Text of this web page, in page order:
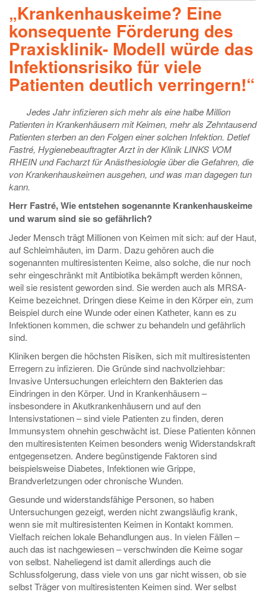
„Krankenhauskeime? Eine
konsequente Förderung des
Praxisklinik- Modell würde das
Infektionsrisiko für viele
Patienten deutlich verringern!“
Jedes Jahr infizieren sich mehr als eine halbe Million
Patienten in Krankenhäusern mit Keimen, mehr als Zehntausend
Patienten sterben an den Folgen einer solchen Infektion. Detlef
Fastré, Hygienebeauftragter Arzt in der Klinik LINKS VOM
RHEIN und Facharzt für Anästhesiologie über die Gefahren, die
von Krankenhauskeimen ausgehen, und was man dagegen tun
kann.
Herr Fastré, Wie entstehen sogenannte Krankenhauskeime
und warum sind sie so gefährlich?
Jeder Mensch trägt Millionen von Keimen mit sich: auf der Haut,
auf Schleimhäuten, im Darm. Dazu gehören auch die
sogenannten multiresistenten Keime, also solche, die nur noch
sehr eingeschränkt mit Antibiotika bekämpft werden können,
weil sie resistent geworden sind. Sie werden auch als MRSA-
Keime bezeichnet. Dringen diese Keime in den Körper ein, zum
Beispiel durch eine Wunde oder einen Katheter, kann es zu
Infektionen kommen, die schwer zu behandeln und gefährlich
sind.
Kliniken bergen die höchsten Risiken, sich mit multiresistenten
Erregern zu infizieren. Die Gründe sind nachvollziehbar:
Invasive Untersuchungen erleichtern den Bakterien das
Eindringen in den Körper. Und in Krankenhäusern –
insbesondere in Akutkrankenhäusern und auf den
Intensivstationen – sind viele Patienten zu finden, deren
Immunsystem ohnehin geschwächt ist. Diese Patienten können
den multiresistenten Keimen besonders wenig Widerstandskraft
entgegensetzen. Andere begünstigende Faktoren sind
beispielsweise Diabetes, Infektionen wie Grippe,
Brandverletzungen oder chronische Wunden.
Gesunde und widerstandsfähige Personen, so haben
Untersuchungen gezeigt, werden nicht zwangsläufig krank,
wenn sie mit multiresistenten Keimen in Kontakt kommen.
Vielfach reichen lokale Behandlungen aus. In vielen Fällen –
auch das ist nachgewiesen – verschwinden die Keime sogar
von selbst. Naheliegend ist damit allerdings auch die
Schlussfolgerung, dass viele von uns gar nicht wissen, ob sie
selbst Träger von multiresistenten Keimen sind. Wer selbst